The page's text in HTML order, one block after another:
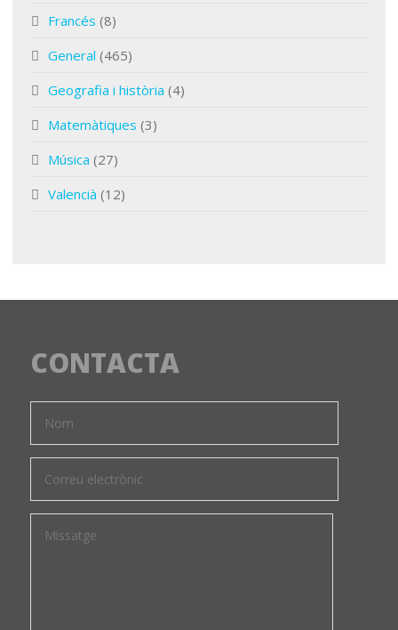
Francés (8)
General (465)
Geografia i història (4)
Matemàtiques (3)
Música (27)
Valencià (12)
CONTACTA